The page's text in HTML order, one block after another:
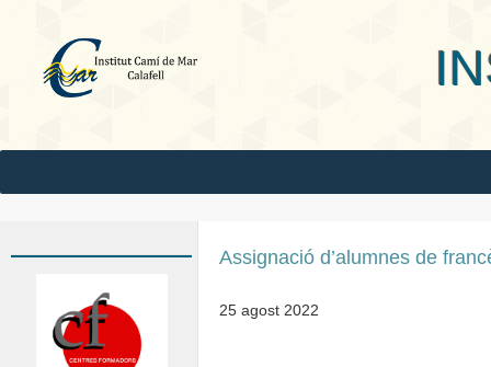
INS
Assignació d’alumnes de
25 agost 2022